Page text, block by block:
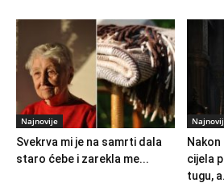
Najnovije
Svekrva mi je na samrti dala
staro ćebe i zarekla me...
cijela
tugu,